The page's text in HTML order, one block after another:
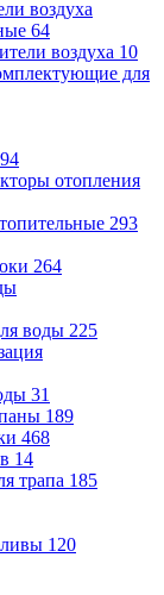
воздуха
64
воздуха 10
для
94
отопления
293
264
воды 225
31
189
468
14
трапа 185
120